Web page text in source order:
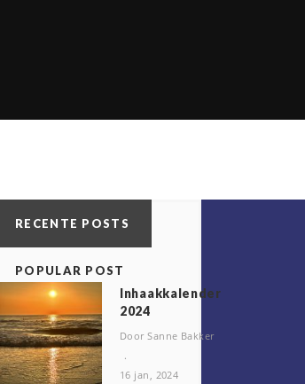
RECENTE POSTS
POPULAR POST
Inhaakkalender
2024
Door Sanne Bakker
16 jan, 2024